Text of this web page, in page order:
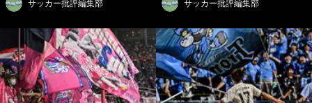
サッカー批評編集部 サッカー批評編集部